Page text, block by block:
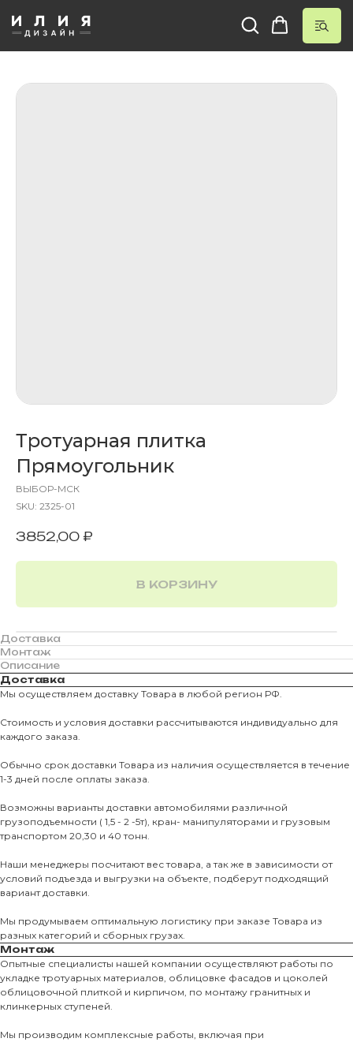
Тротуарная плитка
Прямоугольник
ВЫБОР-МСК
SKU: 2325-01
3852,00 ₽
В КОРЗИНУ
Доставка
Монтаж
Описание
Доставка
Мы осуществляем доставку Товара в любой регион РФ.
Стоимость и условия доставки рассчитываются индивидуально для
каждого заказа.
Обычно срок доставки Товара из наличия осуществляется в течение
1-3 дней после оплаты заказа.
Возможны варианты доставки автомобилями различной
грузоподъемности ( 1,5 - 2 -5т), кран- манипуляторами и грузовым
транспортом 20,30 и 40 тонн.
Наши менеджеры посчитают вес товара, а так же в зависимости от
условий подъезда и выгрузки на объекте, подберут подходящий
вариант доставки.
Мы продумываем оптимальную логистику при заказе Товара из
разных категорий и сборных грузах.
Монтаж
Опытные специалисты нашей компании осуществляют работы по
укладке тротуарных материалов, облицовке фасадов и цоколей
облицовочной плиткой и кирпичом, по монтажу гранитных и
клинкерных ступеней.
Мы производим комплексные работы, включая при
О КОМПАНИИ
О нас